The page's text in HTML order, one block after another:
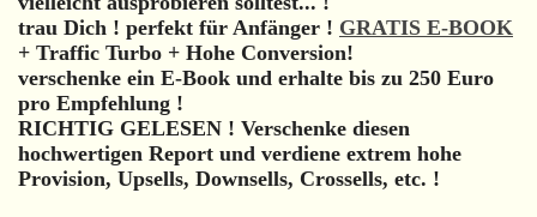
trau Dich ! perfekt für Anfänger ! GRATIS E-BOOK
+ Traffic Turbo + Hohe Conversion!
verschenke ein E-Book und erhalte bis zu 250 Euro
pro Empfehlung !
RICHTIG GELESEN ! Verschenke diesen
hochwertigen Report und verdiene extrem hohe
Provision, Upsells, Downsells, Crossells, etc. !